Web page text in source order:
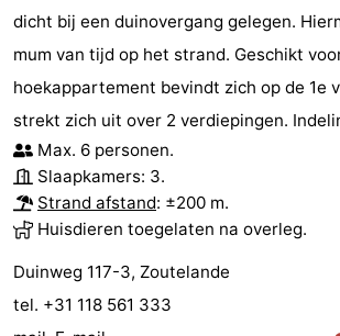
dicht bij een duinovergang gelegen.
mum van tijd op het strand. Geschikt
hoekappartement bevindt zich op de 1e
strekt zich uit over 2 verdiepingen.
Max. 6 personen.
Slaapkamers: 3.
Strand afstand: ±200 m.
Huisdieren toegelaten na overleg.
Duinweg 117-3, Zoutelande
tel. +31 118 561 333